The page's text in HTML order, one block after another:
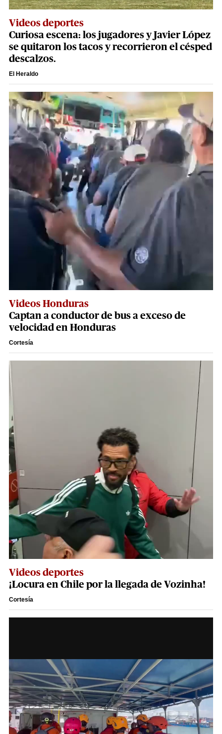
Videos deportes
Curiosa escena: los jugadores y Javier López
se quitaron los tacos y recorrieron el césped
descalzos.
El Heraldo
Videos Honduras
Captan a conductor de bus a exceso de
velocidad en Honduras
Cortesía
Videos deportes
¡Locura en Chile por la llegada de Vozinha!
Cortesía